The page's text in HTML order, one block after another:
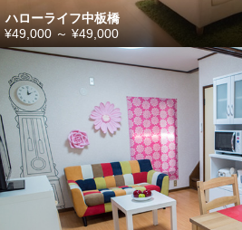
ハローライフ中板橋
¥49,000 ～ ¥49,000